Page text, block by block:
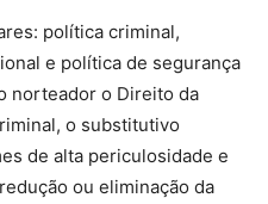
política criminal,
e política de segurança
norteador o Direito da
o substitutivo
de alta periculosidade e
ou eliminação da